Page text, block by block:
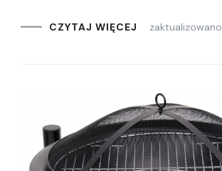
CZYTAJ WIĘCEJ zaktualizowano